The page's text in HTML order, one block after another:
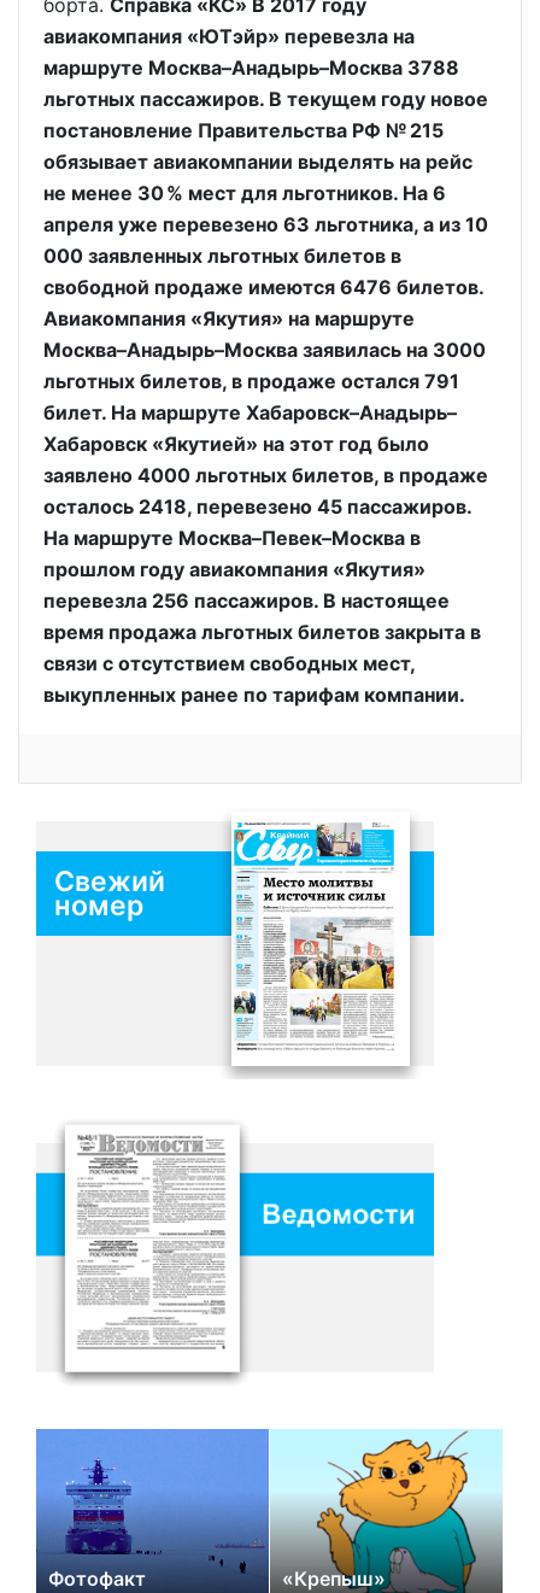
борта. Справка «КС» В 2017 году
авиакомпания «ЮТэйр» перевезла на
маршруте Москва–Анадырь–Москва 3788
льготных пассажиров. В текущем году новое
постановление Правительства РФ № 215
обязывает авиакомпании выделять на рейс
не менее 30 % мест для льготников. На 6
апреля уже перевезено 63 льготника, а из 10
000 заявленных льготных билетов в
свободной продаже имеются 6476 билетов.
Авиакомпания «Якутия» на маршруте
Москва–Анадырь–Москва заявилась на 3000
льготных билетов, в продаже остался 791
билет. На маршруте Хабаровск–Анадырь–
Хабаровск «Якутией» на этот год было
заявлено 4000 льготных билетов, в продаже
осталось 2418, перевезено 45 пассажиров.
На маршруте Москва–Певек–Москва в
прошлом году авиакомпания «Якутия»
перевезла 256 пассажиров. В настоящее
время продажа льготных билетов закрыта в
связи с отсутствием свободных мест,
выкупленных ранее по тарифам компании.
Свежий
номер
Фотофакт «Крепыш»